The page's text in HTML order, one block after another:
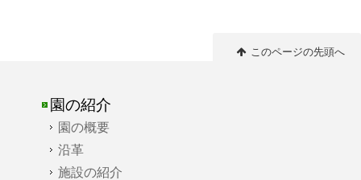
このページの先頭へ
園の紹介
園の概要
沿革
施設の紹介